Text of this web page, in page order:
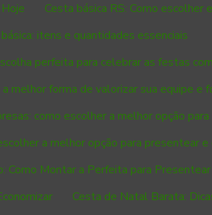
Cesta básica RS: Como
itens e quantidades essenciais
perfeita para celebrar as festas
melhor forma de valorizar sua equipe e
como escolher a melhor opção
a melhor opção para presentear
Como Montar a Perfeita para
Cesta de Natal Barata: